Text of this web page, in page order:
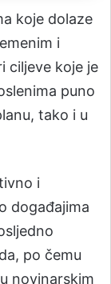
koje dolaze
i
ciljeve koje je
puno
tako i u
i
događajima
po čemu
novinarskim